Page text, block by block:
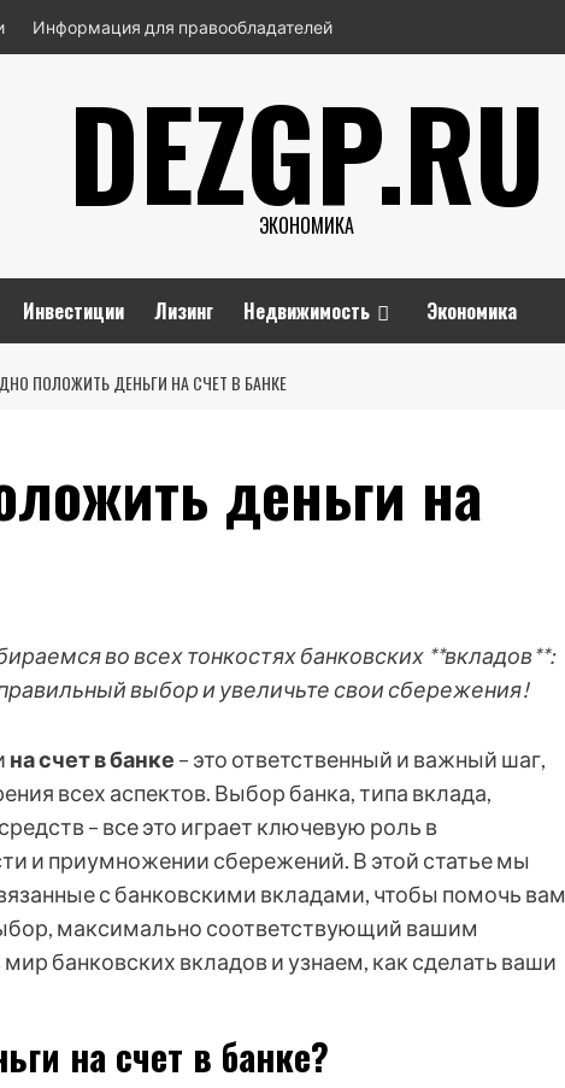
Информация для правообладателей
DEZGP.RU
ЭКОНОМИКА
Инвестиции Лизинг Недвижимость Экономика
ПОЛОЖИТЬ ДЕНЬГИ НА СЧЕТ В БАНКЕ
деньги на
во всех тонкостях банковских **вкладов**:
выбор и увеличьте свои сбережения!
на счет в банке – это ответственный и важный шаг,
всех аспектов. Выбор банка, типа вклада,
– все это играет ключевую роль в
и приумножении сбережений. В этой статье мы
с банковскими вкладами, чтобы помочь вам
максимально соответствующий вашим
банковских вкладов и узнаем, как сделать ваши
на счет в банке?